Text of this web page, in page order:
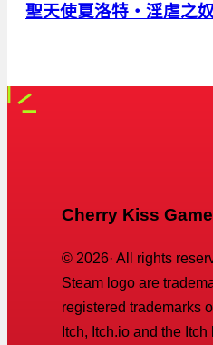
聖天使夏洛特・淫虐之
Cherry Kiss
© 2026· All rights
Steam logo are
registered trademarks
Itch, Itch.io and the